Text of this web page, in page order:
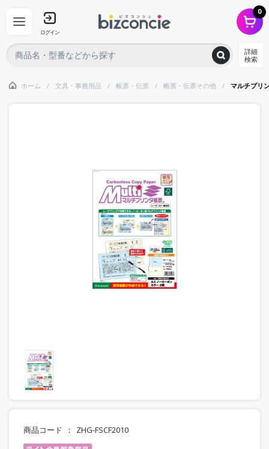
ログイン
0
詳細
検索
ホーム 文具・事務用品 帳票・伝票 帳票・伝票その他 マルチプリ
商品コード ZHG-FSCF2010